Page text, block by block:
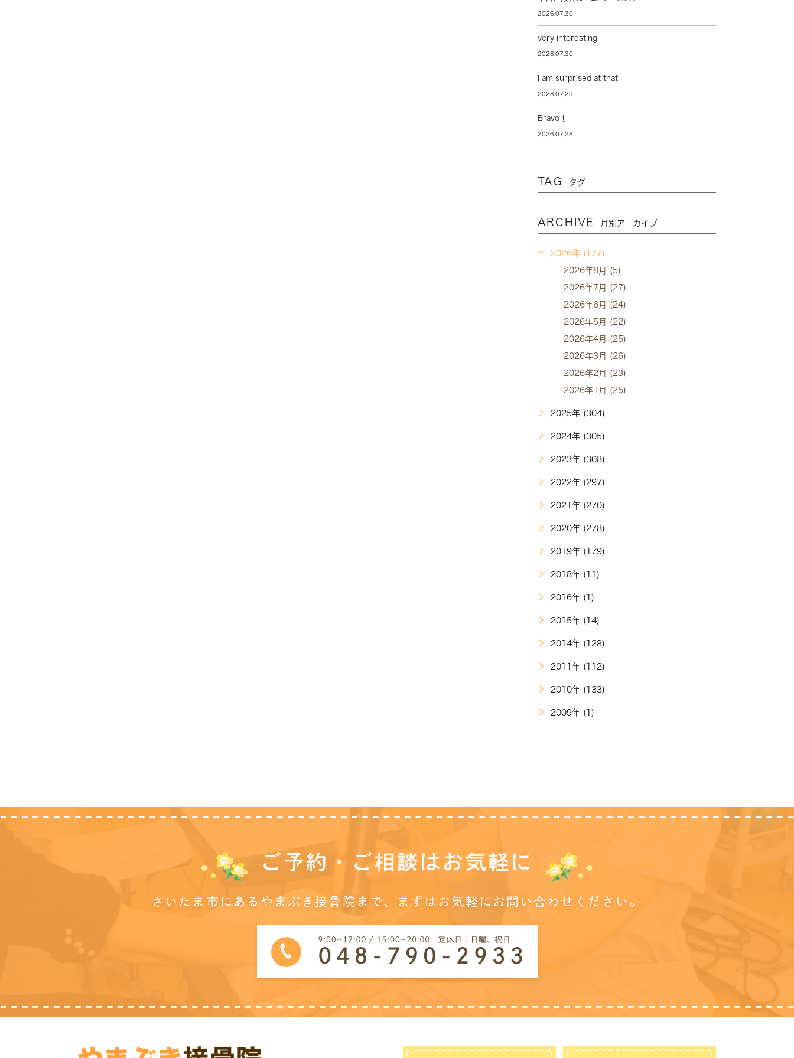
2026.07.30
very interesting
2026.07.30
I am surprised at that
2026.07.29
Bravo！
2026.07.28
TAG タグ
ARCHIVE 月別アーカイブ
2026年 (177)
2026年8月 (5)
2026年7月 (27)
2026年6月 (24)
2026年5月 (22)
2026年4月 (25)
2026年3月 (26)
2026年2月 (23)
2026年1月 (25)
2025年 (304)
2024年 (305)
2023年 (308)
2022年 (297)
2021年 (270)
2020年 (278)
2019年 (179)
2018年 (11)
2016年 (1)
2015年 (14)
2014年 (128)
2011年 (112)
2010年 (133)
2009年 (1)
ご予約・ご相談は お気軽に
さいたま市にあるやまぶき接骨院まで、 まずはお気軽にお問い合わせください。